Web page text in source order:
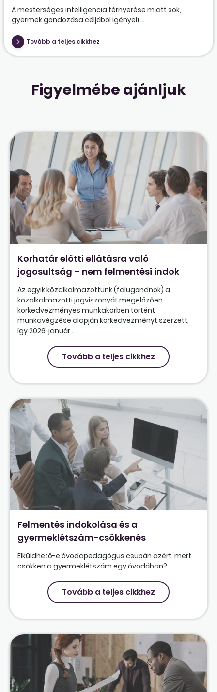
A mesterséges intelligencia térnyerése miatt sok,
gyermek gondozása céljából igényelt...
Tovább a teljes cikkhez
Figyelmébe ajánljuk
Korhatár előtti ellátásra való
jogosultság – nem felmentési indok
Az egyik közalkalmazottunk (falugondnok) a
közalkalmazotti jogviszonyát megelőzően
korkedvezményes munkakörben történt
munkavégzése alapján korkedvezményt szerzett,
így 2026. január...
Tovább a teljes cikkhez
Felmentés indokolása és a
gyermeklétszám-csökkenés
Elküldhető-e óvodapedagógus csupán azért, mert
csökken a gyermeklétszám egy óvodában?
Tovább a teljes cikkhez